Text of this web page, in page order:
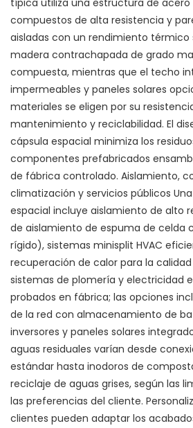
típica utiliza una estructura de acero
compuestos de alta resistencia y
aisladas con un rendimiento térmico
madera contrachapada de grado
compuesta, mientras que el techo
impermeables y paneles solares
materiales se eligen por su
mantenimiento y reciclabilidad. El
cápsula espacial minimiza los
componentes prefabricados
de fábrica controlado. Aislamiento,
climatización y servicios públicos
espacial incluye aislamiento de alto
de aislamiento de espuma de celda
rígido), sistemas minisplit HVAC
recuperación de calor para la calidad
sistemas de plomería y electricidad
probados en fábrica; las opciones
de la red con almacenamiento de
inversores y paneles solares
aguas residuales varían desde
estándar hasta inodoros de
reciclaje de aguas grises, según las
las preferencias del cliente.
clientes pueden adaptar los